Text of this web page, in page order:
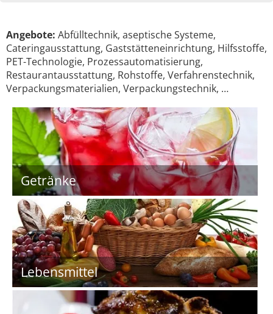
Angebote: Abfülltechnik, aseptische Systeme,
Cateringausstattung, Gaststätteneinrichtung, Hilfsstoffe,
PET-Technologie, Prozessautomatisierung,
Restaurantausstattung, Rohstoffe, Verfahrenstechnik,
Verpackungsmaterialien, Verpackungstechnik, …
Getränke
Lebensmittel